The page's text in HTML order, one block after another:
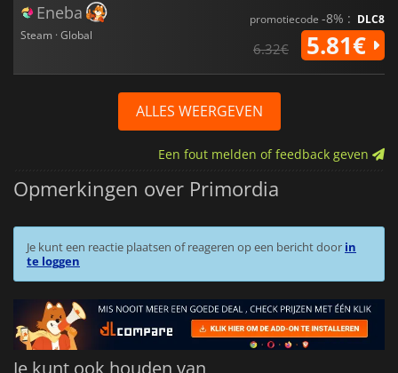
Eneba
Steam · Global
promotiecode -8% : DLC8
6.32€ 5.81€
ALLES WEERGEVEN
Een fout melden of feedback geven
Opmerkingen over Primordia
Je kunt een reactie plaatsen of reageren op een bericht door in
te loggen